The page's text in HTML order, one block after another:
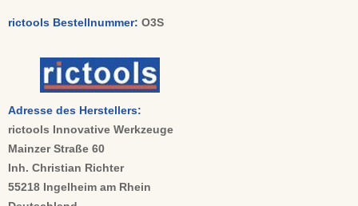
rictools Bestellnummer: O3S
Adresse des Herstellers:
rictools Innovative Werkzeuge
Mainzer Straße 60
Inh. Christian Richter
55218 Ingelheim am Rhein